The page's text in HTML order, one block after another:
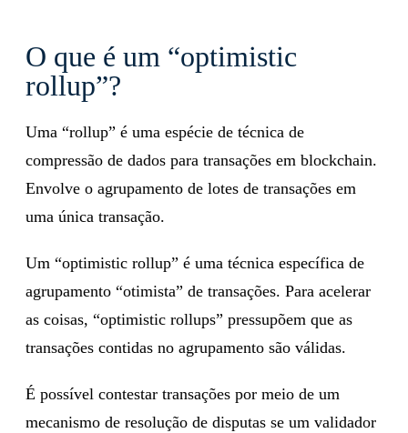
O que é um “optimistic
rollup”?
Uma “rollup” é uma espécie de técnica de
compressão de dados para transações em blockchain.
Envolve o agrupamento de lotes de transações em
uma única transação.
Um “optimistic rollup” é uma técnica específica de
agrupamento “otimista” de transações. Para acelerar
as coisas, “optimistic rollups” pressupõem que as
transações contidas no agrupamento são válidas.
É possível contestar transações por meio de um
mecanismo de resolução de disputas se um validador